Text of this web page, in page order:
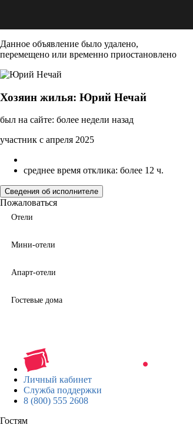
Данное объявление было удалено,
перемещено или временно приостановлено
Хозяин жилья: Юрий Нечай
был на сайте: более недели назад
участник с апреля 2025
среднее время отклика: более 12 ч.
Сведения об исполнителе
Пожаловаться
Отели
Мини-отели
Апарт-отели
Гостевые дома
Личный кабинет
Служба поддержки
8 (800) 555 2608
Гостям